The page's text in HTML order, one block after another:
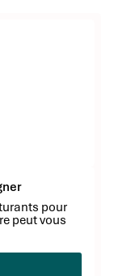
pour
peut vous